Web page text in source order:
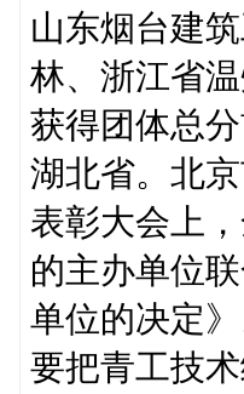
山东烟台建
林、浙江省
获得团体总
湖北省。北
表彰大会上
的主办单位
单位的决定
要把青工技